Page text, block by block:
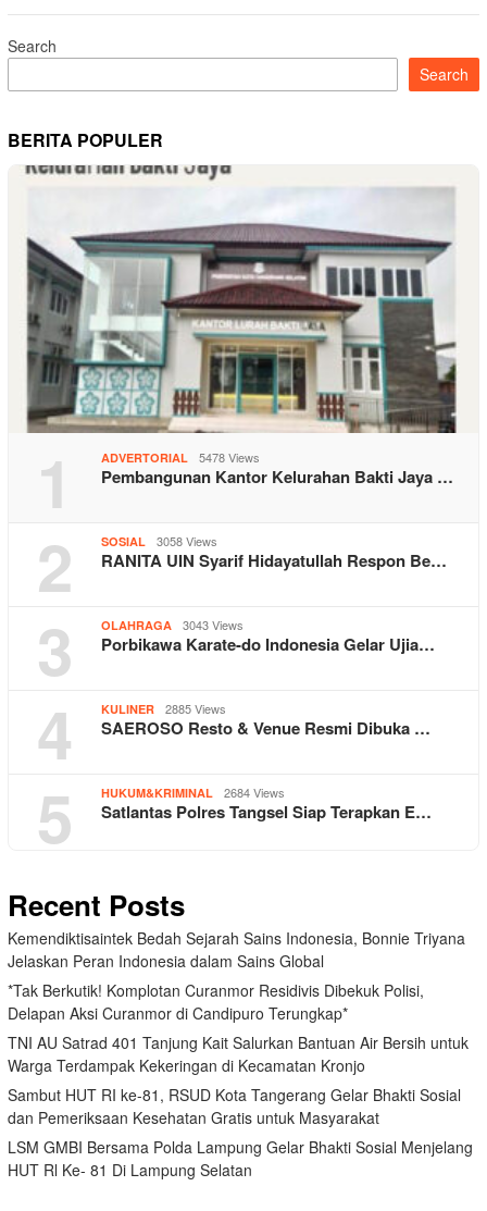
Search
Search
BERITA POPULER
1 ADVERTORIAL 5478 Views
Pembangunan Kantor Kelurahan Bakti Jaya …
2 SOSIAL 3058 Views
RANITA UIN Syarif Hidayatullah Respon Be…
3 OLAHRAGA 3043 Views
Porbikawa Karate-do Indonesia Gelar Ujia…
4 KULINER 2885 Views
SAEROSO Resto & Venue Resmi Dibuka …
5 HUKUM&KRIMINAL 2684 Views
Satlantas Polres Tangsel Siap Terapkan E…
Recent Posts
Kemendiktisaintek Bedah Sejarah Sains Indonesia, Bonnie Triyana
Jelaskan Peran Indonesia dalam Sains Global
*Tak Berkutik! Komplotan Curanmor Residivis Dibekuk Polisi,
Delapan Aksi Curanmor di Candipuro Terungkap*
TNI AU Satrad 401 Tanjung Kait Salurkan Bantuan Air Bersih untuk
Warga Terdampak Kekeringan di Kecamatan Kronjo
Sambut HUT RI ke-81, RSUD Kota Tangerang Gelar Bhakti Sosial
dan Pemeriksaan Kesehatan Gratis untuk Masyarakat
LSM GMBI Bersama Polda Lampung Gelar Bhakti Sosial Menjelang
HUT Rl Ke- 81 Di Lampung Selatan